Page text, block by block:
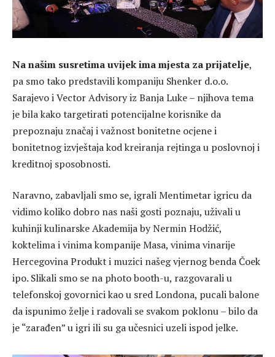
Na našim susretima uvijek ima mjesta za prijatelje,
pa smo tako predstavili kompaniju Shenker d.o.o.
Sarajevo i Vector Advisory iz Banja Luke – njihova tema
je bila kako targetirati potencijalne korisnike da
prepoznaju značaj i važnost bonitetne ocjene i
bonitetnog izvještaja kod kreiranja rejtinga u poslovnoj i
kreditnoj sposobnosti.
Naravno, zabavljali smo se, igrali Mentimetar igricu da
vidimo koliko dobro nas naši gosti poznaju, uživali u
kuhinji kulinarske Akademija by Nermin Hodžić,
koktelima i vinima kompanije Masa, vinima vinarije
Hercegovina Produkt i muzici našeg vjernog benda Čoek
ipo. Slikali smo se na photo booth-u, razgovarali u
telefonskoj govornici kao u sred Londona, pucali balone
da ispunimo želje i radovali se svakom poklonu – bilo da
je “zarađen” u igri ili su ga učesnici uzeli ispod jelke.